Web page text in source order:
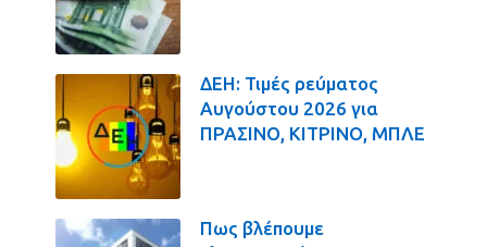
ΔΕΗ: Τιμές ρεύματος
Αυγούστου 2026 για
ΠΡΑΣΙΝΟ, ΚΙΤΡΙΝΟ, ΜΠΛΕ
Πως βλέπουμε